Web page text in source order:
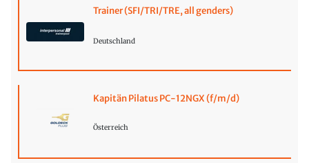
Trainer (SFI/TRI/TRE, all genders)
Deutschland
Kapitän Pilatus PC-12NGX (f/m/d)
Österreich